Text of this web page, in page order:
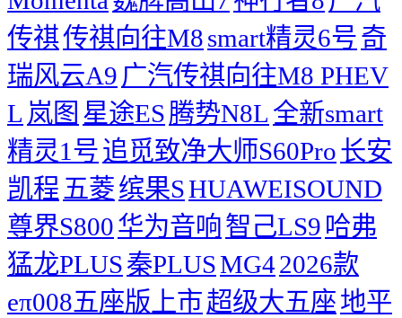
传祺传祺向往M8smart精灵6号奇
瑞风云A9 广汽传祺向往M8 PHEV
L 岚图 星途ES腾势N8L 全新smart
精灵1号追觅致净大师S60Pro长安
凯程 五菱缤果SHUAWEISOUND
尊界S800华为音响智己LS9 哈弗
猛龙PLUS秦PLUSMG42026款
eπ008五座版上市超级大五座地平